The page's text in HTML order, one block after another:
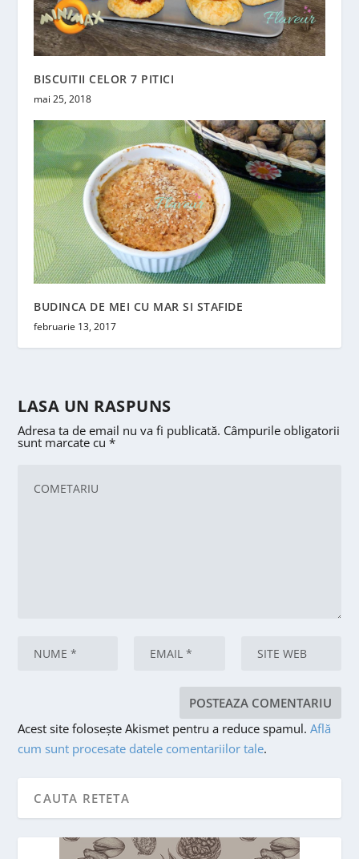
BISCUITII CELOR 7 PITICI
mai 25, 2018
BUDINCA DE MEI CU MAR SI STAFIDE
februarie 13, 2017
LASA UN RASPUNS
Adresa ta de email nu va fi publicată. Câmpurile obligatorii
sunt marcate cu*
Acest site folosește Akismet pentru a reduce spamul.Află
cum sunt procesate datele comentariilor tale.